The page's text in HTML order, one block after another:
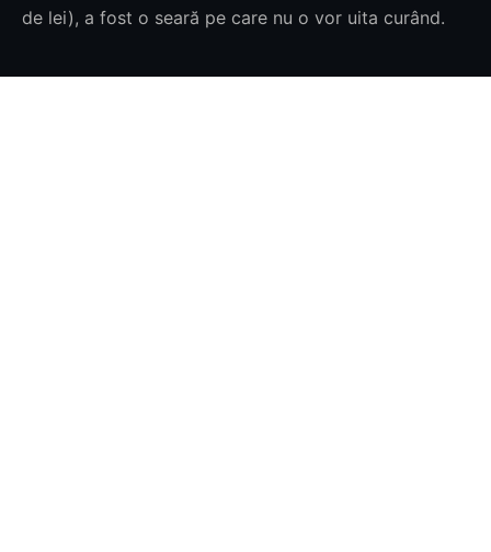
de lei), a fost o seară pe care nu o vor uita curând.